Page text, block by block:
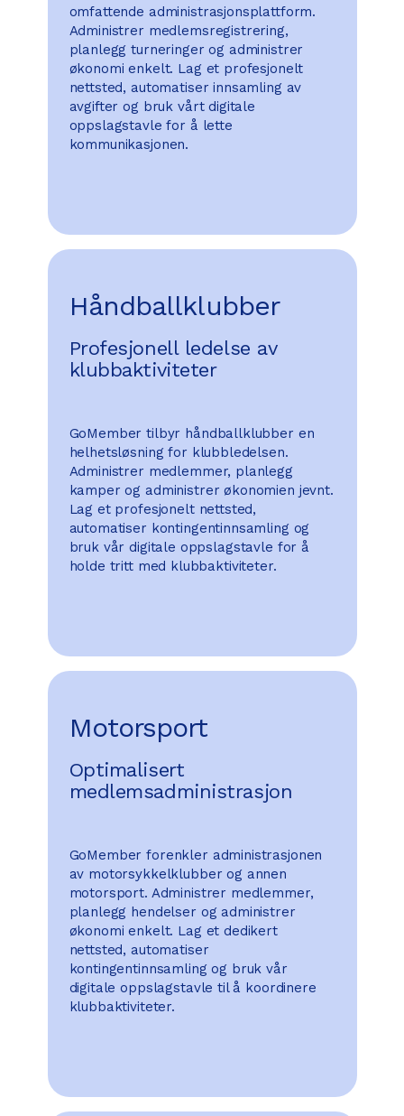
omfattende administrasjonsplattform.
Administrer medlemsregistrering,
planlegg turneringer og administrer
økonomi enkelt. Lag et profesjonelt
nettsted, automatiser innsamling av
avgifter og bruk vårt digitale
oppslagstavle for å lette
kommunikasjonen.
Håndballklubber
Profesjonell ledelse av
klubbaktiviteter
GoMember tilbyr håndballklubber en
helhetsløsning for klubbledelsen.
Administrer medlemmer, planlegg
kamper og administrer økonomien jevnt.
Lag et profesjonelt nettsted,
automatiser kontingentinnsamling og
bruk vår digitale oppslagstavle for å
holde tritt med klubbaktiviteter.
Motorsport
Optimalisert
medlemsadministrasjon
GoMember forenkler administrasjonen
av motorsykkelklubber og annen
motorsport. Administrer medlemmer,
planlegg hendelser og administrer
økonomi enkelt. Lag et dedikert
nettsted, automatiser
kontingentinnsamling og bruk vår
digitale oppslagstavle til å koordinere
klubbaktiviteter.